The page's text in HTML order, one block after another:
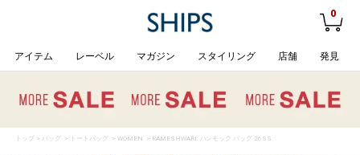
0
アイテム レーベル マガジン スタイリング 店舗 発見
トップ > バッグ> トートバッグ> WOMEN > RAMESHWARI: ハンモック バッグ 26SS